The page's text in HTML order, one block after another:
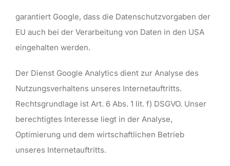
garantiert Google, dass die Datenschutzvorgaben der
EU auch bei der Verarbeitung von Daten in den USA
eingehalten werden.
Der Dienst Google Analytics dient zur Analyse des
Nutzungsverhaltens unseres Internetauftritts.
Rechtsgrundlage ist Art. 6 Abs. 1 lit. f) DSGVO. Unser
berechtigtes Interesse liegt in der Analyse,
Optimierung und dem wirtschaftlichen Betrieb
unseres Internetauftritts.